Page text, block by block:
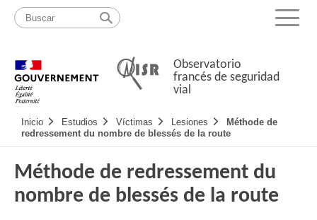
Pasar
contenido
Mapa
web
Menu
Observatorio
francés de seguridad
vial
Navigation
principale
Inicio Estudios Víctimas Lesiones
Méthode de
redressement du nombre de blessés de la route
Méthode de redressement du
nombre de blessés de la route